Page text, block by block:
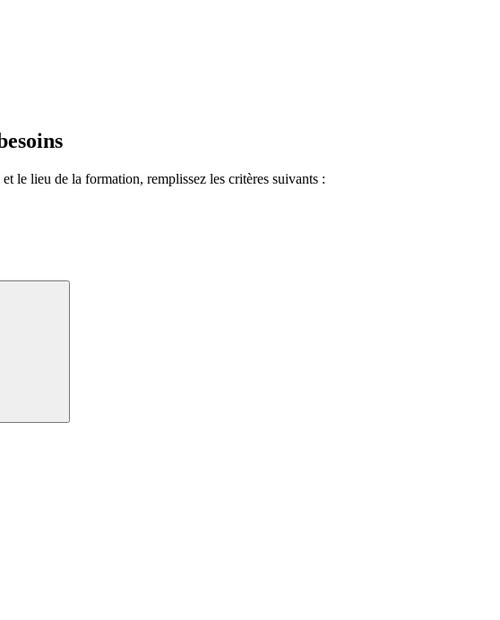
le lieu de la formation, remplissez les critères suivants :